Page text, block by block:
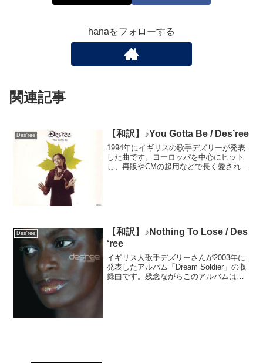
hanaをフォローする
関連記事
Des'ree 【和訳】♪You Gotta Be / Des’ree
1994年にイギリスの歌手デズリーが発表
した曲です。ヨーロッパを中心にヒット
し、再販やCMの起用などで長く愛されま
Des'ree
【和訳】♪Nothing To Lose / Des
‘ree
イギリス人歌手デズリーさんが2003年に
発表したアルバム「Dream Soldier」の収
録曲です。残念ながらこのアルバムは商